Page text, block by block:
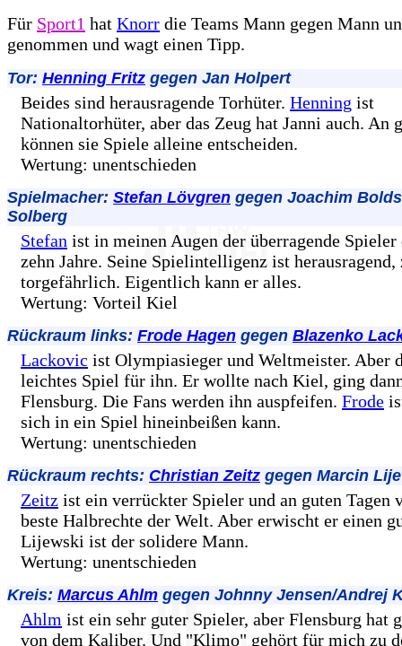
Für Sport1 hat Knorr die Teams Mann gegen Mann
genommen und wagt einen Tipp.
Tor: Henning Fritz gegen Jan Holpert
Beides sind herausragende Torhüter. Henning ist
Nationaltorhüter, aber das Zeug hat Janni auch. An
können sie Spiele alleine entscheiden.
Wertung: unentschieden
Spielmacher: Stefan Lövgren gegen Joachim
Solberg
Stefan ist in meinen Augen der überragende
zehn Jahre. Seine Spielintelligenz ist herausragend,
torgefährlich. Eigentlich kann er alles.
Wertung: Vorteil Kiel
Rückraum links: Frode Hagen gegen Blazenko
Lackovic ist Olympiasieger und Weltmeister. Aber
leichtes Spiel für ihn. Er wollte nach Kiel, ging
Flensburg. Die Fans werden ihn auspfeifen. Frode
sich in ein Spiel hineinbeißen kann.
Wertung: unentschieden
Rückraum rechts: Christian Zeitz gegen Marcin
Zeitz ist ein verrückter Spieler und an guten Tagen
beste Halbrechte der Welt. Aber erwischt er einen
Lijewski ist der solidere Mann.
Wertung: unentschieden
Kreis: Marcus Ahlm gegen Johnny Jensen/Andrej
Ahlm ist ein sehr guter Spieler, aber Flensburg hat
von dem Kaliber. Und "Klimo" gehört für mich zu